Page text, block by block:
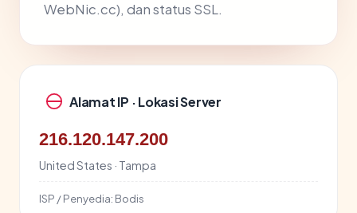
WebNic.cc), dan status SSL.
Alamat IP · Lokasi Server
216.120.147.200
United States · Tampa
ISP / Penyedia: Bodis